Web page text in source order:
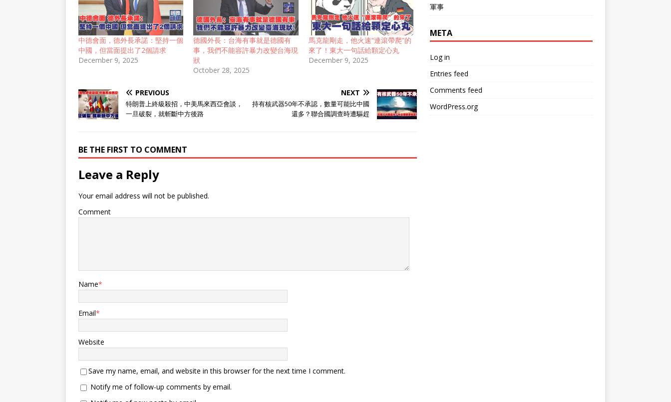
中德會面，德外長承諾：堅持一個
中國，但當面提出了2個請求
December 9, 2025
德國外長：台海有事就是德國有
事，我們不能容許暴力改變台海現
狀
October 28, 2025
馬克龍剛走，他火速“連滾帶爬”的
來了！東大一句話給顆定心丸
December 9, 2025
PREVIOUS
特朗普上終級殺招，中美馬來西亞會談，
一旦破裂，就斬斷中方後路
NEXT
持有核武器50年不承認，數量可能比中國
還多？聯合國調查時遭驅趕
BE THE FIRST TO COMMENT
Leave a Reply
Your email address will not be published.
Comment
Name*
Email*
Website
Save my name, email, and website in this browser for the next time I comment.
Notify me of follow-up comments by email.
軍事
META
Log in
Entries feed
Comments feed
WordPress.org